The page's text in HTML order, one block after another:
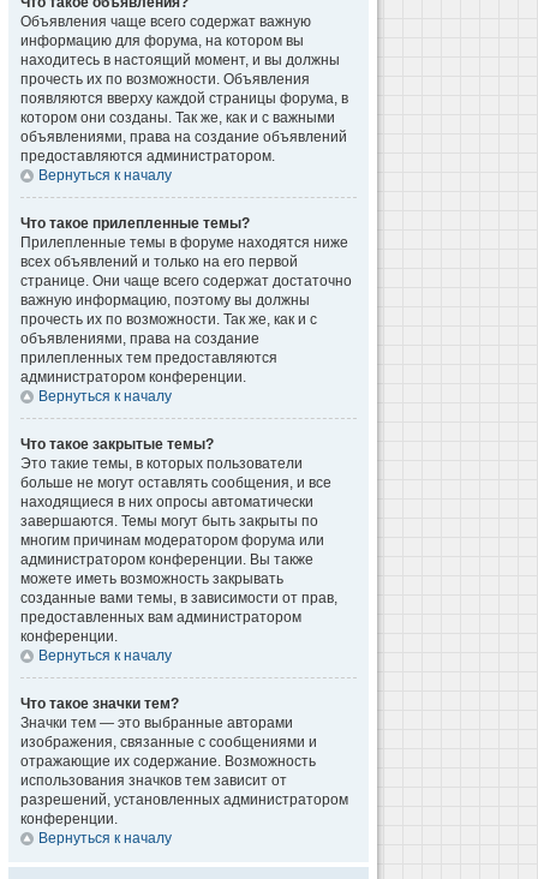
Объявления чаще всего содержат важную
информацию для форума, на котором вы
находитесь в настоящий момент, и вы должны
прочесть их по возможности. Объявления
появляются вверху каждой страницы форума, в
котором они созданы. Так же, как и с важными
объявлениями, права на создание объявлений
предоставляются администратором.
Вернуться к началу
Что такое прилепленные темы?
Прилепленные темы в форуме находятся ниже
всех объявлений и только на его первой
странице. Они чаще всего содержат достаточно
важную информацию, поэтому вы должны
прочесть их по возможности. Так же, как и с
объявлениями, права на создание
прилепленных тем предоставляются
администратором конференции.
Вернуться к началу
Что такое закрытые темы?
Это такие темы, в которых пользователи
больше не могут оставлять сообщения, и все
находящиеся в них опросы автоматически
завершаются. Темы могут быть закрыты по
многим причинам модератором форума или
администратором конференции. Вы также
можете иметь возможность закрывать
созданные вами темы, в зависимости от прав,
предоставленных вам администратором
конференции.
Вернуться к началу
Что такое значки тем?
Значки тем — это выбранные авторами
изображения, связанные с сообщениями и
отражающие их содержание. Возможность
использования значков тем зависит от
разрешений, установленных администратором
конференции.
Вернуться к началу